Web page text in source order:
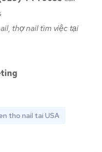
thợ nail tìm việc tại
tho nail tai USA